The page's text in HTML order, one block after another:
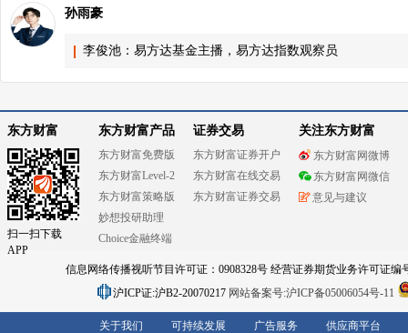
孙雨豪
李俊池：易方达基金主播，易方达指数观察员
东方财富
扫一扫下载
APP
东方财富产品
东方财富免费版
东方财富Level-2
东方财富策略版
妙想投研助理
Choice金融终端
证券交易
东方财富证券开户
东方财富在线交易
东方财富证券交易
关注东方财富
东方财富网微博
东方财富网微信
意见与建议
信息网络传播视听节目许可证：0908328号 经营证券期货业务许可证编
沪ICP证:沪B2-20070217 网站备案号:沪ICP备05006054号-11
关于我们 可持续发展 广告服务 供应商平台